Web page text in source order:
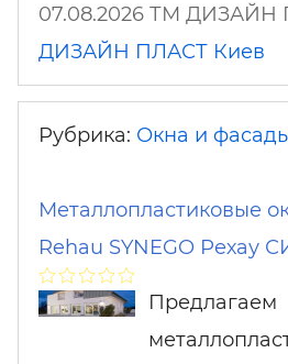
07.08.2026 ТМ ДИЗАЙН
ДИЗАЙН ПЛАСТ Киев
Рубрика: Окна и
Металлопластиковые
Rehau SYNEGO Рехау
Предлагаем